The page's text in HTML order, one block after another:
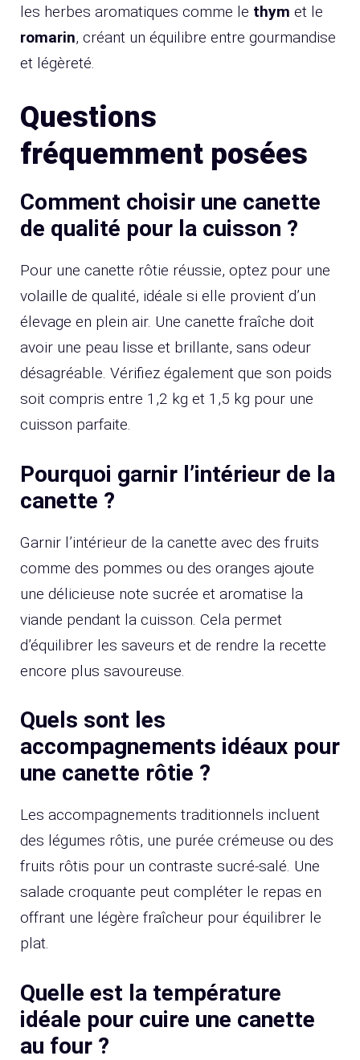
les herbes aromatiques comme le thym et le
romarin, créant un équilibre entre gourmandise
et légèreté.
Questions
fréquemment posées
Comment choisir une canette
de qualité pour la cuisson ?
Pour une canette rôtie réussie, optez pour une
volaille de qualité, idéale si elle provient d’un
élevage en plein air. Une canette fraîche doit
avoir une peau lisse et brillante, sans odeur
désagréable. Vérifiez également que son poids
soit compris entre 1,2 kg et 1,5 kg pour une
cuisson parfaite.
Pourquoi garnir l’intérieur de la
canette ?
Garnir l’intérieur de la canette avec des fruits
comme des pommes ou des oranges ajoute
une délicieuse note sucrée et aromatise la
viande pendant la cuisson. Cela permet
d’équilibrer les saveurs et de rendre la recette
encore plus savoureuse.
Quels sont les
accompagnements idéaux pour
une canette rôtie ?
Les accompagnements traditionnels incluent
des légumes rôtis, une purée crémeuse ou des
fruits rôtis pour un contraste sucré-salé. Une
salade croquante peut compléter le repas en
offrant une légère fraîcheur pour équilibrer le
plat.
Quelle est la température
idéale pour cuire une canette
au four ?